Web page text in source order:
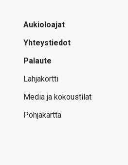
Aukioloajat
Yhteystiedot
Palaute
Lahjakortti
Media ja kokoustilat
Pohjakartta